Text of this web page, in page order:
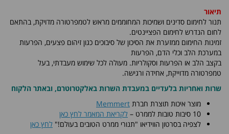
תיאור
תנור לחימום סדינים ושמיכות המחוממים מראש לטמפרטורה מדויקת, בהתאם
לחום הנדרש לחימום הפציינטים.
זמינות החימום ממזערת את הסיכון של סיבוכים כגון זיהום פצעים, הפרעות
במערכת הלב וכלי הדם, הפרעות
בקצב הלב או הפרעות וסקולריות. מעולה לכל שימוש מעבדתי, בעל
טמפרטורה מדוייקת, אחידה ורגישה.
שרות ואחריות בלעדיים במעבדת השרות באלקטרוטרם, ובאתר הלקוח
מוצר איכות תוצרת חברת Memmert
10 סיבות טובות לממרט –
לקריאת המאמר לחץ כאן
לצפיה בסרטון הווידיאו "תנורי ממרט הטובים בעולם!" לחץ כאן